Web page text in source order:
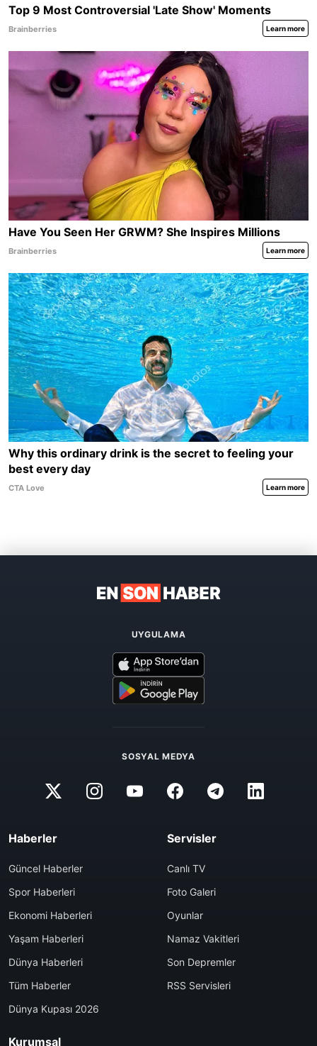
UYGULAMA
SOSYAL MEDYA
Haberler
Güncel Haberler
Spor Haberleri
Ekonomi Haberleri
Yaşam Haberleri
Dünya Haberleri
Tüm Haberler
Dünya Kupası 2026
Servisler
Canlı TV
Foto Galeri
Oyunlar
Namaz Vakitleri
Son Depremler
RSS Servisleri
Kurumsal